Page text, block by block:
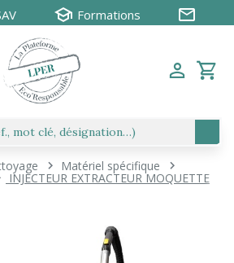
Formations
Matériel spécifique
INJECTEUR EXTRACTEUR MOQUETTE